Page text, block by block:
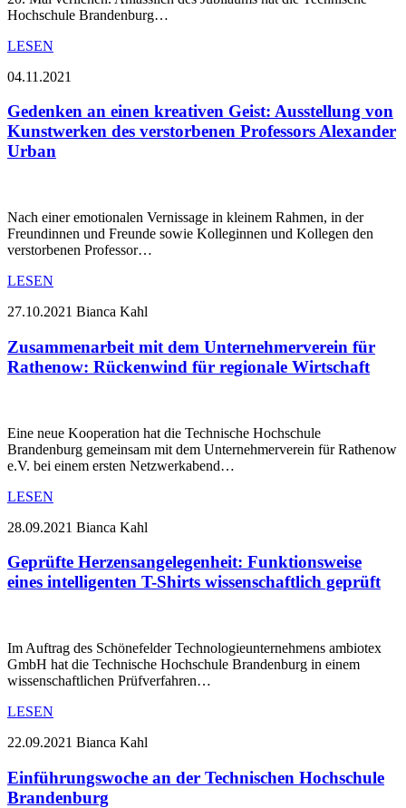
Hochschule Brandenburg…
LESEN
04.11.2021
Gedenken an einen kreativen Geist: Ausstellung von
Kunstwerken des verstorbenen Professors Alexander
Urban
Nach einer emotionalen Vernissage in kleinem Rahmen, in der
Freundinnen und Freunde sowie Kolleginnen und Kollegen den
verstorbenen Professor…
LESEN
27.10.2021 Bianca Kahl
Zusammenarbeit mit dem Unternehmerverein für
Rathenow: Rückenwind für regionale Wirtschaft
Eine neue Kooperation hat die Technische Hochschule
Brandenburg gemeinsam mit dem Unternehmerverein für Rathenow
e.V. bei einem ersten Netzwerkabend…
LESEN
28.09.2021 Bianca Kahl
Geprüfte Herzensangelegenheit: Funktionsweise
eines intelligenten T-Shirts wissenschaftlich geprüft
Im Auftrag des Schönefelder Technologieunternehmens ambiotex
GmbH hat die Technische Hochschule Brandenburg in einem
wissenschaftlichen Prüfverfahren…
LESEN
22.09.2021 Bianca Kahl
Einführungswoche an der Technischen Hochschule
Brandenburg